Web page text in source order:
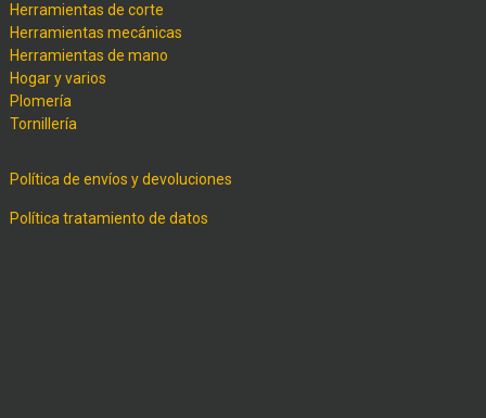
Herramientas de corte
Herramientas mecánicas
Herramientas de mano
Hogar y varios
Plomería
Tornillería
Política de envíos y devoluciones
Política tratamiento de datos